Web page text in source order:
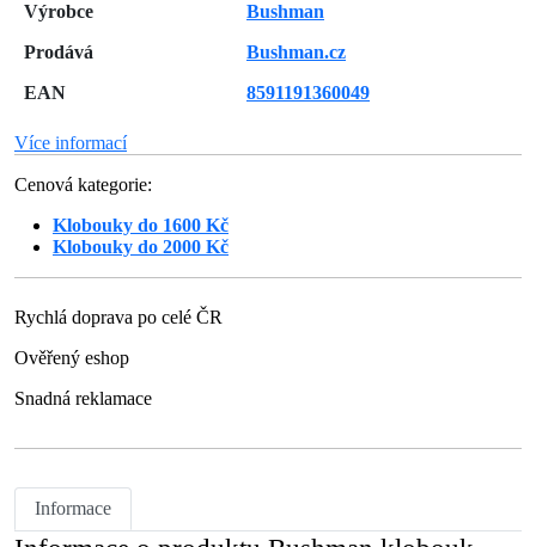
Výrobce
Bushman
Prodává
Bushman.cz
EAN
8591191360049
Více informací
Cenová kategorie:
Klobouky do 1600 Kč
Klobouky do 2000 Kč
Rychlá doprava po celé ČR
Ověřený eshop
Snadná reklamace
Informace